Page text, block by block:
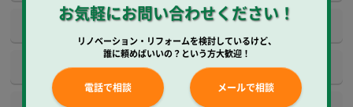
内装
壁工事 壁紙クロス
お気軽にお問い合わせください！
リノベーション・リフォームを検討しているけど、
誰に頼めばいいの？という方大歓迎！
電話で相談 メールで相談